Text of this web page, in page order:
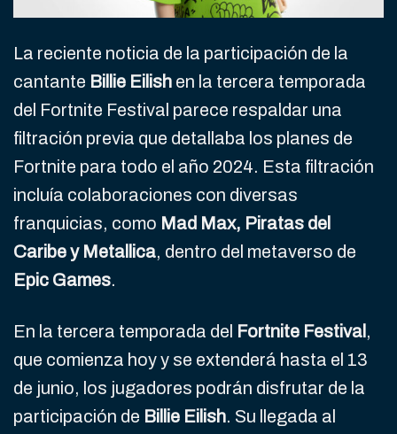
La reciente noticia de la participación de la
cantante Billie Eilish en la tercera temporada
del Fortnite Festival parece respaldar una
filtración previa que detallaba los planes de
Fortnite para todo el año 2024. Esta filtración
incluía colaboraciones con diversas
franquicias, como Mad Max, Piratas del
Caribe y Metallica, dentro del metaverso de
Epic Games.
En la tercera temporada del Fortnite Festival ,
que comienza hoy y se extenderá hasta el 13
de junio, los jugadores podrán disfrutar de la
participación de Billie Eilish. Su llegada al